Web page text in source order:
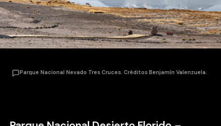
Parque Nacional Nevado Tres Cruces. Créditos Benjamín Valenzuela.